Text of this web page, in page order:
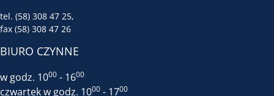
tel. (58) 308 47 25,
fax (58) 308 47 26
BIURO CZYNNE
w godz. 1000 - 1600
czwartek w godz. 1000 - 1700